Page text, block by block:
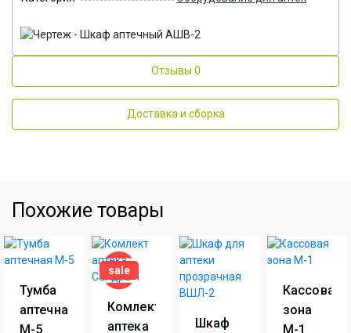
Отзывы 0
Доставка и сборка
Похожие товары
Тумба
аптечная
М-5
sale
Комлект
аптека
Шкаф
Кассовая
зона
М-1